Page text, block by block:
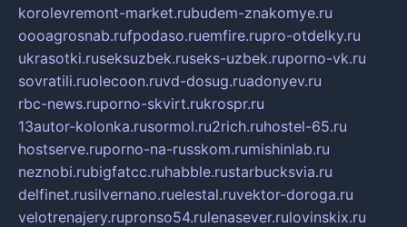
korolevremont-market.rubudem-znakomye.ru
oooagrosnab.rufpodaso.ruemfire.rupro-otdelky.ru
ukrasotki.ruseksuzbek.ruseks-uzbek.ruporno-vk.ru
sovratili.ruolecoon.ruvd-dosug.ruadonyev.ru
rbc-news.ruporno-skvirt.rukrospr.ru
13autor-kolonka.rusormol.ru2rich.ruhostel-65.ru
hostserve.ruporno-na-russkom.rumishinlab.ru
neznobi.rubigfatcc.ruhabble.rustarbucksvia.ru
delfinet.rusilvernano.ruelestal.ruvektor-doroga.ru
velotrenajery.rupronso54.rulenasever.rulovinskix.ru